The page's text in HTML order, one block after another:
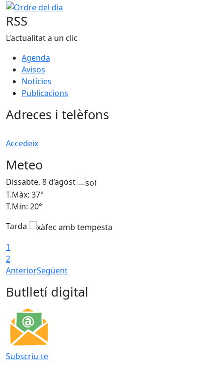
Ordre del dia
RSS
L'actualitat a un clic
Agenda
Avisos
Notícies
Publicacions
Adreces i telèfons
Accedeix
Meteo
Dissabte, 8 d’agost
T.Màx: 37°
T.Min: 20°
Tarda
1
2
AnteriorSegüent
Butlletí digital
Subscriu-te